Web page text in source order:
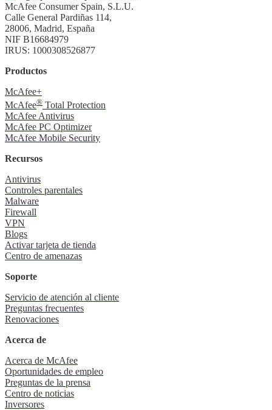
McAfee Consumer Spain, S.L.U.​
Calle General Pardiñas 114,
28006, Madrid, España​
NIF B16684979​
IRUS: 1000308526877​
Productos
McAfee+
McAfee® Total Protection
McAfee Antivirus
McAfee PC Optimizer
McAfee Mobile Security
Recursos
Antivirus
Controles parentales
Malware
Firewall
VPN
Blogs
Activar tarjeta de tienda
Centro de amenazas
Soporte
Servicio de atención al cliente
Preguntas frecuentes
Renovaciones
Acerca de
Acerca de McAfee
Oportunidades de empleo
Preguntas de la prensa
Centro de noticias
Inversores